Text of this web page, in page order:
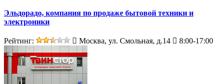
Эльдорадо, компания по продаже бытовой техники и
электроники
Рейтинг: Москва, ул. Смольная, д.14 8:00-17:00